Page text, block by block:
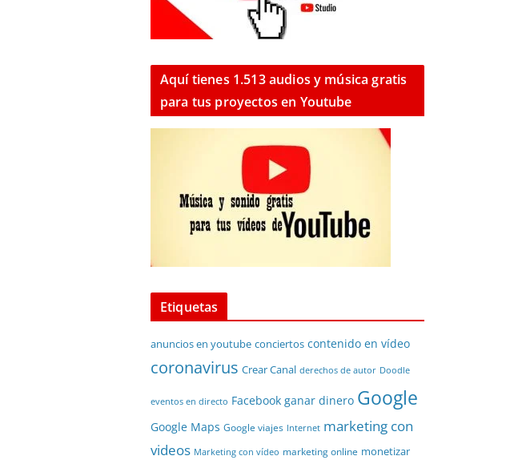
Aquí tienes 1.513 audios y música gratis
para tus proyectos en Youtube
Etiquetas
anuncios en youtube conciertos contenido en vídeo
coronavirus Crear Canal derechos de autor Doodle
eventos en directo Facebook ganar dinero Google
Google Maps Google viajes Internet marketing con
videos Marketing con vídeo marketing online monetizar